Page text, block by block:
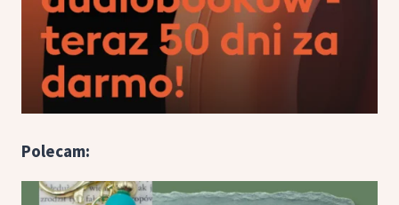
Polecam: